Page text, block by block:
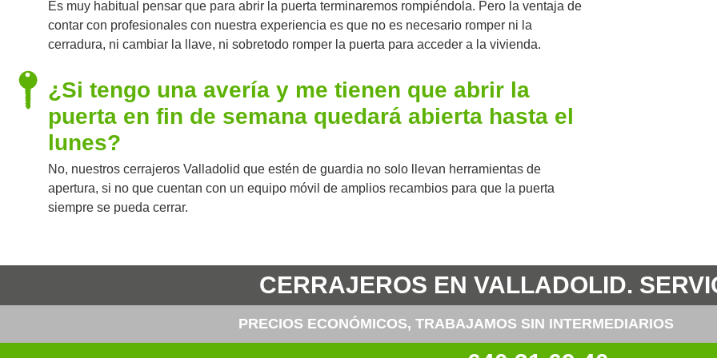
Es muy habitual pensar que para abrir la puerta terminaremos rompiéndola. Pero la ventaja de
contar con profesionales con nuestra experiencia es que no es necesario romper ni la
cerradura, ni cambiar la llave, ni sobretodo romper la puerta para acceder a la vivienda.
¿Si tengo una avería y me tienen que abrir la
puerta en fin de semana quedará abierta hasta el
lunes?
No, nuestros cerrajeros Valladolid que estén de guardia no solo llevan herramientas de
apertura, si no que cuentan con un equipo móvil de amplios recambios para que la puerta
siempre se pueda cerrar.
CERRAJEROS EN VALLADOLID.
PRECIOS ECONÓMICOS, TRABAJAMOS SIN INTERMEDIARIOS